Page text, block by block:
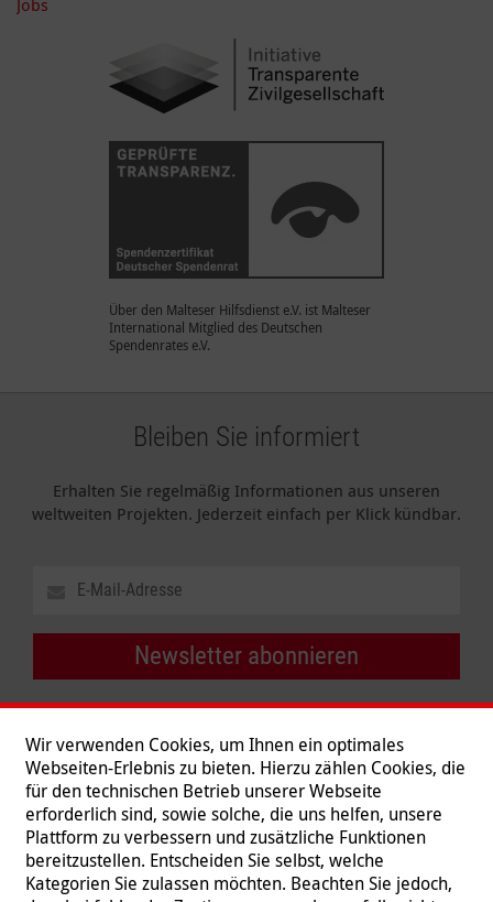
Über den Malteser Hilfsdienst e.V. ist Malteser
International Mitglied des Deutschen
Spendenrates e.V.
Bleiben Sie informiert
Erhalten Sie regelmäßig Informationen aus unseren
weltweiten Projekten. Jederzeit einfach per Klick kündbar.
Newsletter abonnieren
Wir verwenden Cookies, um Ihnen ein optimales
Webseiten-Erlebnis zu bieten. Hierzu zählen Cookies, die
für den technischen Betrieb unserer Webseite
erforderlich sind, sowie solche, die uns helfen, unsere
Plattform zu verbessern und zusätzliche Funktionen
bereitzustellen. Entscheiden Sie selbst, welche
Kategorien Sie zulassen möchten. Beachten Sie jedoch,